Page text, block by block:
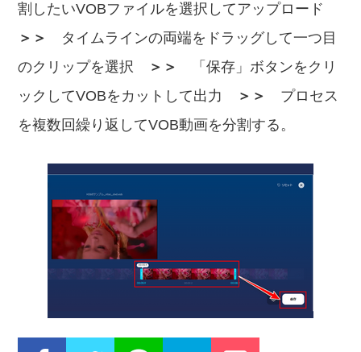
割したいVOBファイルを選択してアップロード
＞＞
タイムラインの両端をドラッグして一つ目
のクリップを選択
＞＞
「保存」ボタンをクリ
ックしてVOBをカットして出力
＞＞
プロセス
を複数回繰り返してVOB動画を分割する。